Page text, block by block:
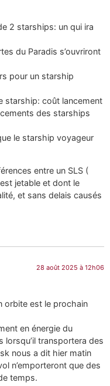
2 starships: un qui ira
du Paradis s’ouvriront
pour un starship
starship: coût lancement
des starships
le starship voyageur
entre un SLS (
jetable et dont le
et sans delais causés
28 août 2025 à 12h06
orbite est le prochain
en énergie du
lorsqu’il transportera des
nous a dit hier matin
n’emporteront que des
temps.